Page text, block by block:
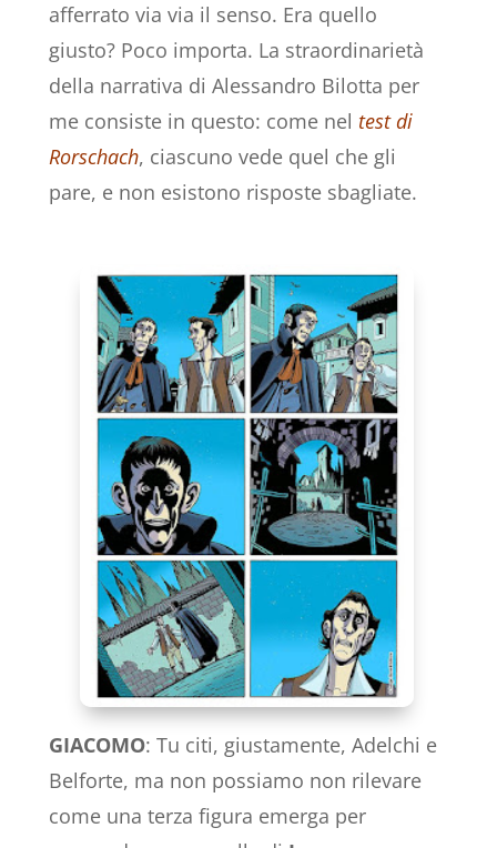
afferrato via via il senso. Era quello
giusto? Poco importa. La straordinarietà
della narrativa di Alessandro Bilotta per
me consiste in questo: come nel test di
Rorschach, ciascuno vede quel che gli
pare, e non esistono risposte sbagliate.
GIACOMO: Tu citi, giustamente, Adelchi e
Belforte, ma non possiamo non rilevare
come una terza figura emerga per